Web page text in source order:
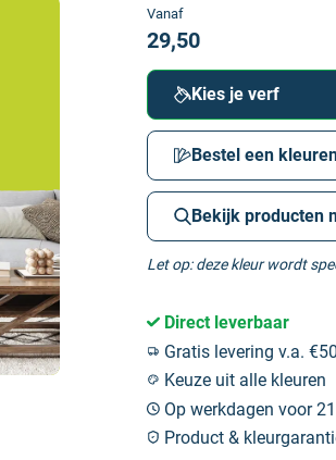
Vanaf
29,50
Kies je verf
Bestel een
Bekijk producten
Let op: deze kleur wordt
Direct leverbaar
Gratis levering v.a.
Keuze uit alle kleuren
Op werkdagen voor
Product &